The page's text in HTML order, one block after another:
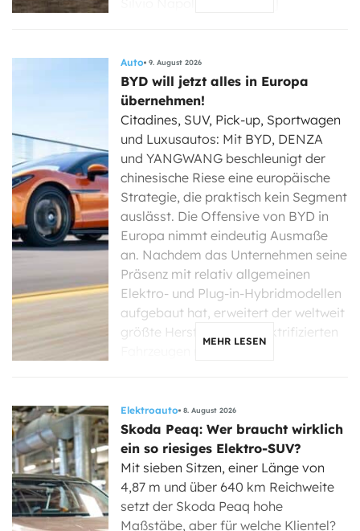
Auto 9. August 2026
BYD will jetzt alles in Europa
übernehmen!
Citadines, SUV, Pick-up, Sportwagen
und Luxusautos: Mit BYD, DENZA
und YANGWANG beschleunigt der
chinesische Riese eine europäische
Strategie, die praktisch kein Segment
auslässt. Die Offensive von BYD in
Europa nimmt eindeutig Ausmaße
an. Nachdem das Unternehmen seine
Präsenz mit relativ allgemeinen
Elektro- und Plug-in-Hybridmodellen
aufgebaut hat, erweitert der weltweit
größte Hersteller von elektrifizierten
MEHR LESEN
Elektroauto 8. August 2026
Skoda Peaq: Wer braucht wirklich
ein so riesiges Elektro-SUV?
Mit sieben Sitzen, einer Länge von
4,87 m und über 640 km Reichweite
setzt der Skoda Peaq hohe
Maßstäbe, aber für welche Klientel?